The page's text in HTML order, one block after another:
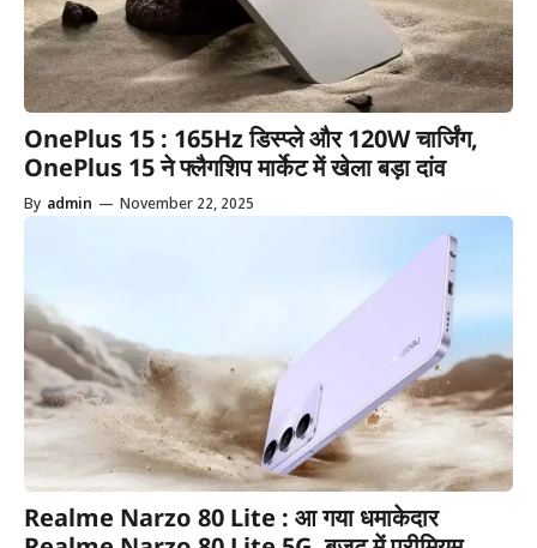
OnePlus 15 : 165Hz डिस्प्ले और 120W चार्जिंग,
OnePlus 15 ने फ्लैगशिप मार्केट में खेला बड़ा दांव
By admin — November 22, 2025
Realme Narzo 80 Lite : आ गया धमाकेदार